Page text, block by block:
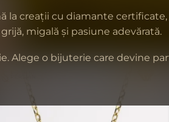
la creații cu diamante
migală și pasiune adevărată.
Alege o bijuterie care devine
49 Produse2
>Brilliant